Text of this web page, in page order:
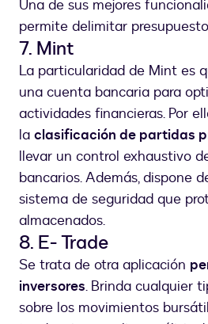
Una de sus mejores
permite delimitar
7. Mint
La particularidad de Mint es
una cuenta bancaria para
actividades financieras. Por
la clasificación de partidas
llevar un control exhaustivo
bancarios. Además, dispone
sistema de seguridad que
almacenados.
8. E- Trade
Se trata de otra aplicación
inversores. Brinda cualquier
sobre los movimientos